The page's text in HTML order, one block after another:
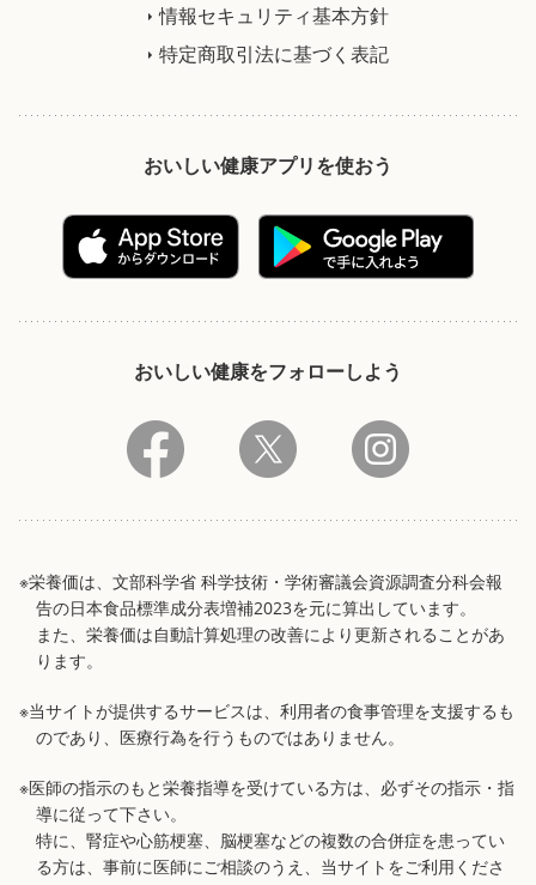
情報セキュリティ基本方針
特定商取引法に基づく表記
おいしい健康アプリを使おう
おいしい健康をフォローしよう
※栄養価は、文部科学省 科学技術・学術審議会資源調査分科会報
告の日本食品標準成分表増補2023を元に算出しています。
また、栄養価は自動計算処理の改善により更新されることがあ
ります。
※当サイトが提供するサービスは、利用者の食事管理を支援するも
のであり、医療行為を行うものではありません。
※医師の指示のもと栄養指導を受けている方は、必ずその指示・指
導に従って下さい。
特に、腎症や心筋梗塞、脳梗塞などの複数の合併症を患ってい
る方は、事前に医師にご相談のうえ、当サイトをご利用くださ